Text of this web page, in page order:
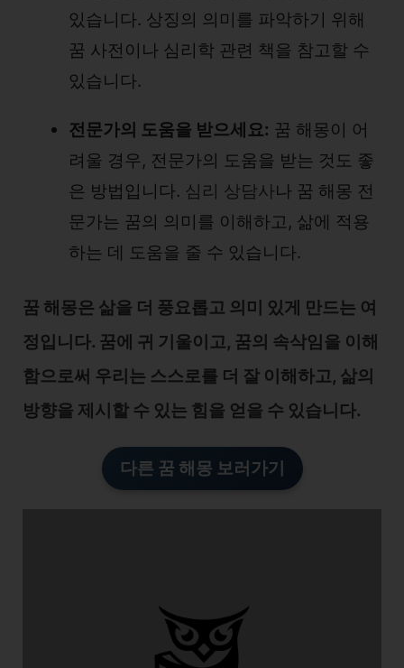
있습니다. 상징의 의미를 파악하기 위해
꿈 사전이나 심리학 관련 책을 참고할 수
있습니다.
전문가의 도움을 받으세요: 꿈 해몽이 어
려울 경우, 전문가의 도움을 받는 것도 좋
은 방법입니다. 심리 상담사나 꿈 해몽 전
문가는 꿈의 의미를 이해하고, 삶에 적용
하는 데 도움을 줄 수 있습니다.
꿈 해몽은 삶을 더 풍요롭고 의미 있게 만드는 여
정입니다. 꿈에 귀 기울이고, 꿈의 속삭임을 이해
함으로써 우리는 스스로를 더 잘 이해하고, 삶의
방향을 제시할 수 있는 힘을 얻을 수 있습니다.
다른 꿈 해몽 보러가기